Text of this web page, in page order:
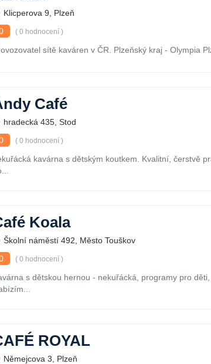
Klicperova 9, Plzeň
( 0 hodnocení )
sítě kaváren v ČR. Plzeňský kraj - Olympia
Café
hradecká 435, Stod
( 0 hodnocení )
kavárna s dětským koutkem. Kvalitní, čerstvě
Koala
Školní náměstí 492, Město Touškov
( 0 hodnocení )
s dětskou hernou - nekuřácká, programy pro
ROYAL
Němejcova 3, Plzeň